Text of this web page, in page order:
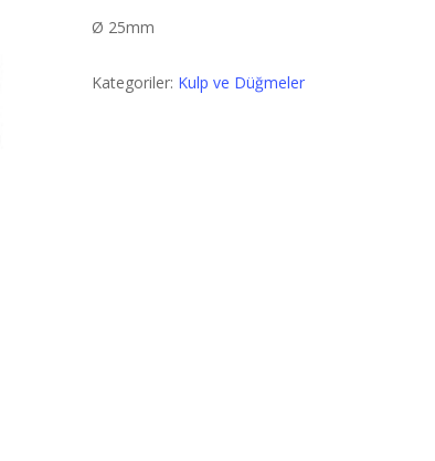
Ø 25mm
Kategoriler: Kulp ve Düğmeler